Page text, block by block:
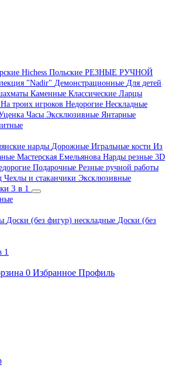
Hichess Польские РЕЗНЫЕ РУЧНОЙ
"Nadir" Демонстрационные Для детей
Каменные Классические Ларцы
На троих игроков Недорогие Нескладные
Часы Эксклюзивные Янтарные
нарды Дорожные Игральные кости Из
Мастерская Емельянова Нарды резные 3D
Подарочные Резные ручной работы
Чехлы и стаканчики Эксклюзивные
3 в 1
Доски (без фигур) нескладные Доски (без
1
0 Избранное Профиль